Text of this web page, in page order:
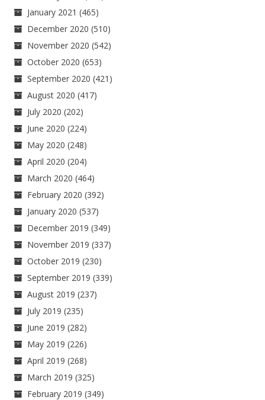
January 2021 (465)
December 2020 (510)
November 2020 (542)
October 2020 (653)
September 2020 (421)
August 2020 (417)
July 2020 (202)
June 2020 (224)
May 2020 (248)
April 2020 (204)
March 2020 (464)
February 2020 (392)
January 2020 (537)
December 2019 (349)
November 2019 (337)
October 2019 (230)
September 2019 (339)
August 2019 (237)
July 2019 (235)
June 2019 (282)
May 2019 (226)
April 2019 (268)
March 2019 (325)
February 2019 (349)